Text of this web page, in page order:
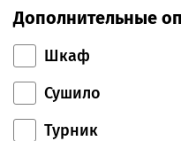
Дополнительные
Шкаф
Сушило
Турник